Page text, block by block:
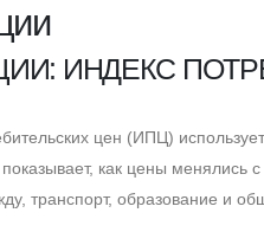
ИНДЕКС
цен (ИПЦ)
как цены менялись
транспорт, образование и